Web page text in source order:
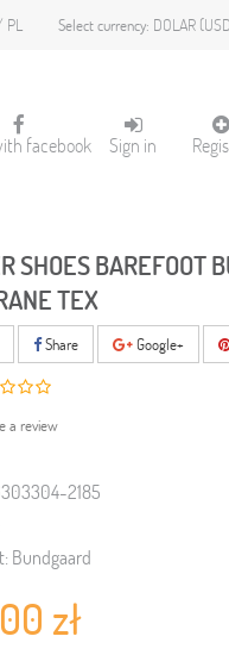
Select currency: DOLAR
PL
Sign in
facebook
SHOES BAREFOOT
TEX
Share Google+
a review
2185
Bundgaard
zł